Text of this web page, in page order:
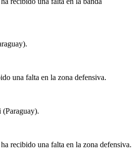
una falta en la zona defensiva.
recibido una falta en la zona defensiva.